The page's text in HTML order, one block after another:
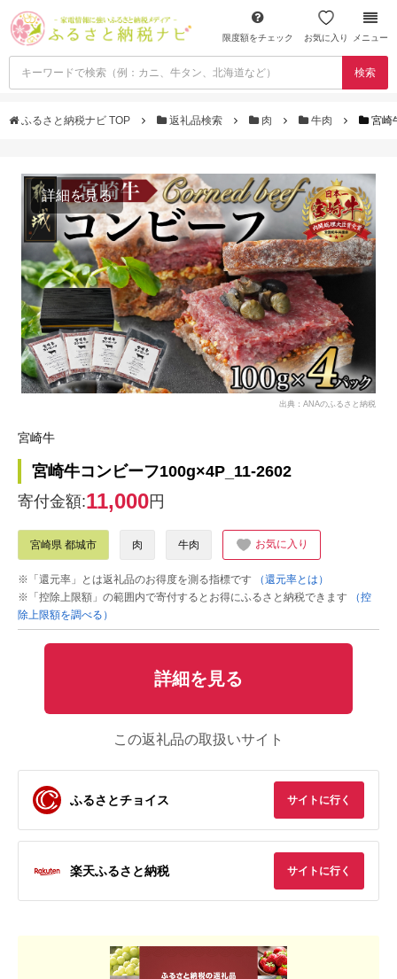
限度額をチェック お気に入り メニュー
検索
ふるさと納税ナビ TOP 返礼品検索 肉 牛肉 宮崎
詳細を見る
出典：ANAのふるさと納税
宮崎牛
宮崎牛コンビーフ100g×4P_11-2602
寄付金額:11,000円
宮崎県 都城市 肉 牛肉 お気に入り
※「還元率」とは返礼品のお得度を測る指標です
（還元率とは）
※「控除上限額」の範囲内で寄付するとお得にふるさと納税できます
（控
除上限額を調べる）
詳細を見る
この返礼品の取扱いサイト
ふるさとチョイス サイトに行く
楽天ふるさと納税 サイトに行く